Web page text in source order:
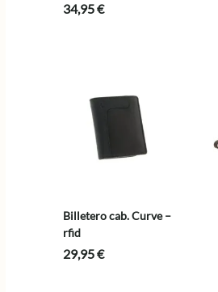
34,95€
Billetero cab. Curve –
rfid
29,95€